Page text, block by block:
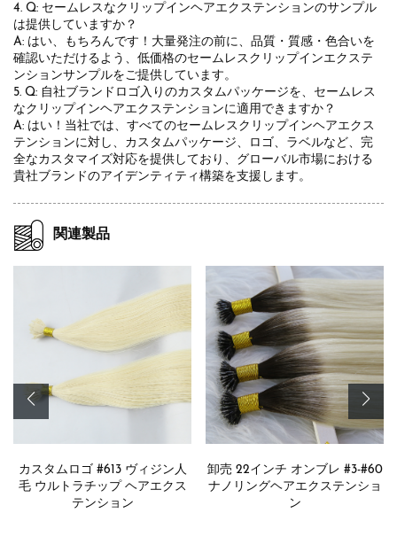
4. Q: セームレスなクリップインヘアエクステンションのサンプル
は提供していますか？
A: はい、もちろんです！大量発注の前に、品質・質感・色合いを
確認いただけるよう、低価格のセームレスクリップインエクステ
ンションサンプルをご提供しています。
5. Q: 自社ブランドロゴ入りのカスタムパッケージを、セームレス
なクリップインヘアエクステンションに適用できますか？
A: はい！当社では、すべてのセームレスクリップインヘアエクス
テンションに対し、カスタムパッケージ、ロゴ、ラベルなど、完
全なカスタマイズ対応を提供しており、グローバル市場における
貴社ブランドのアイデンティティ構築を支援します。
関連製品
卸売 22インチ オンブレ #3-#60
ナノリングヘアエクステンショ
ン
卸売 リアル人毛クリップオンポ
ニーテールエクステンション